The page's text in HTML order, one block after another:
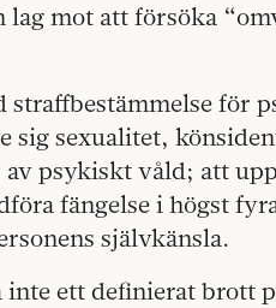
lag mot att försöka
straffbestämmelse för
sig sexualitet,
psykiskt våld; att
fängelse i högst
självkänsla.
inte ett definierat brott